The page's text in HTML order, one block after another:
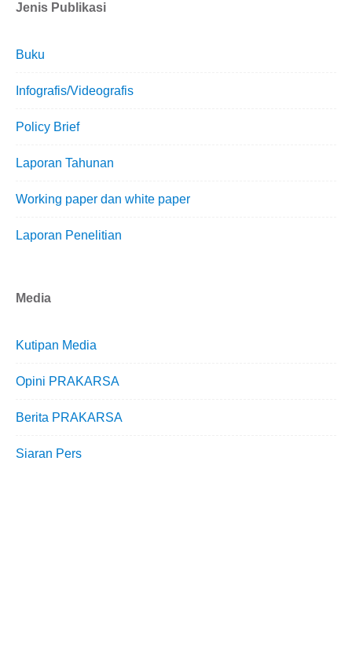
Jenis Publikasi
Buku
Infografis/Videografis
Policy Brief
Laporan Tahunan
Working paper dan white paper
Laporan Penelitian
Media
Kutipan Media
Opini PRAKARSA
Berita PRAKARSA
Siaran Pers